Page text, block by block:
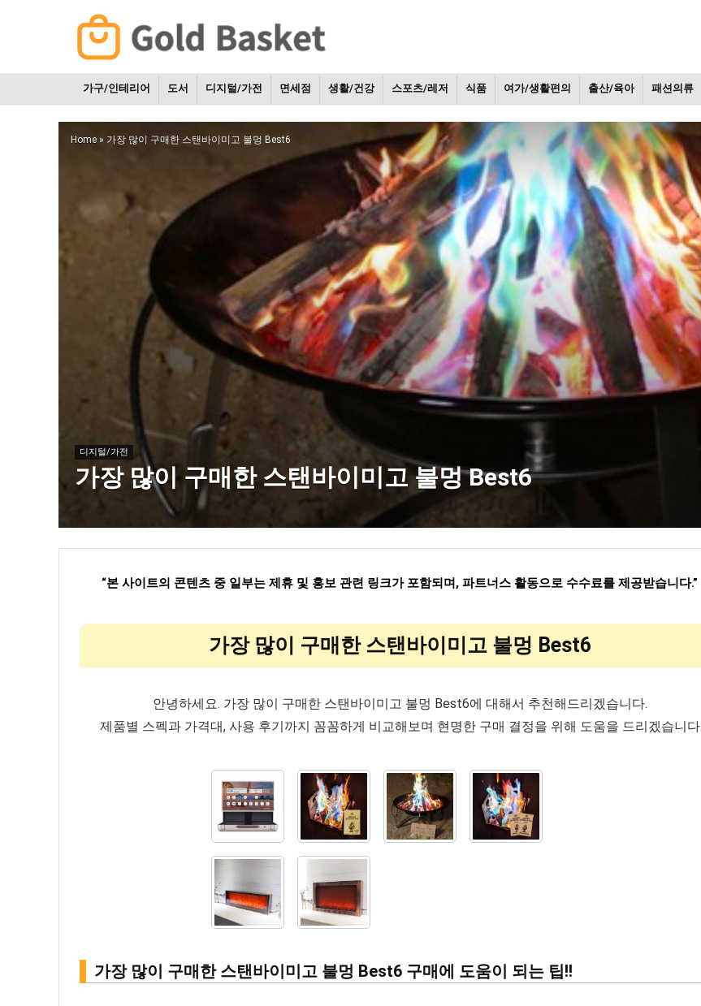
가구/인테리어 도서 디지털/가전 면세점 생활/건강 스포츠/레저 식품 여가/생활편의 출산/육아 패션의류
Home » 가장 많이 구매한 스탠바이미고 불멍 Best6
디지털/가전
가장 많이 구매한 스탠바이미고 불멍 Best6
“본 사이트의 콘텐츠 중 일부는 제휴 및 홍보 관련 링크가 포함되며, 파트너스 활동으로 수수료를 제공받습니다.”
가장 많이 구매한 스탠바이미고 불멍 Best6
안녕하세요. 가장 많이 구매한 스탠바이미고 불멍 Best6에 대해서 추천해드리겠습니다.
제품별 스펙과 가격대, 사용 후기까지 꼼꼼하게 비교해보며 현명한 구매 결정을 위해 도움을 드리겠습니다
가장 많이 구매한 스탠바이미고 불멍 Best6 구매에 도움이 되는 팁!!